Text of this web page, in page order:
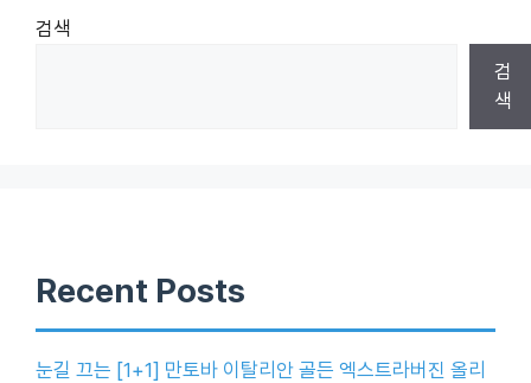
검색
검
색
Recent Posts
눈길 끄는 [1+1] 만토바 이탈리안 골든 엑스트라버진 올리